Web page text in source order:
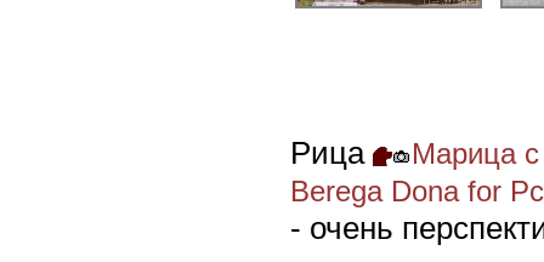
Рица
Марица
Berega Dona for
- очень